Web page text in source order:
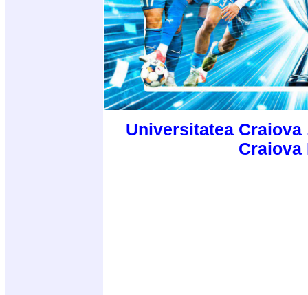
Universitatea
Craiova